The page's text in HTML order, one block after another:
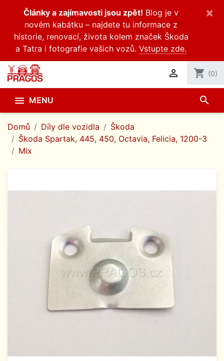
Články a zajímavosti jsou zpět! Blog je v
novém kabátku – najdete tu informace z
historie, renovací, života kolem značek Škoda
a Tatra i fotografie vašich vozů. Vstupte zde.
×
 shopping_cart (0)
 MENU search
Domů Díly dle vozidla
Škoda
Škoda Spartak, 445, 450, Octavia, Felicia, 1200-3
Mix